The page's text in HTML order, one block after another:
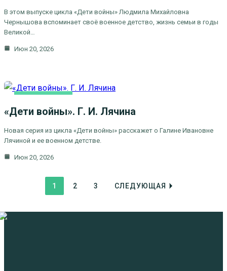
В этом выпуске цикла «Дети войны» Людмила Михайловна
Чернышова вспоминает своё военное детство, жизнь семьи в годы
Великой…
Июн 20, 2026
ДЕТИ ВОЙНЫ
«Дети войны». Г. И. Лячина
Новая серия из цикла «Дети войны» расскажет о Галине Ивановне
Лячиной и ее военном детстве.
Июн 20, 2026
1 2 3 СЛЕДУЮЩАЯ